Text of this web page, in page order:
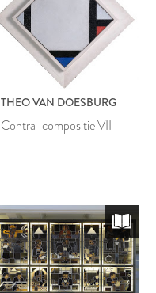
THEO VAN DOESBURG
Contra-compositie VII